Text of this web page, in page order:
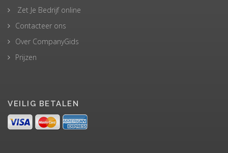
Zet Je Bedrijf online
Contacteer ons
Over CompanyGids
Prijzen
VEILIG BETALEN